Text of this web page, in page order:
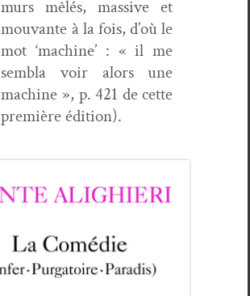
murs mêlés, mas­sive et
mou­vante à la fois, d’où le
mot ‘machine’ : « il me
sem­bla voir alors une
machine », p. 421 de cette
pre­mière édition).